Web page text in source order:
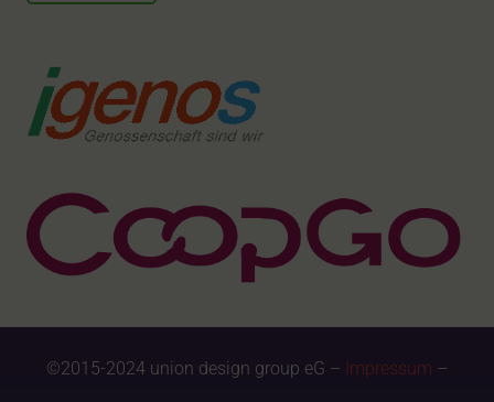
©2015-2024 union design group eG – Impressum –